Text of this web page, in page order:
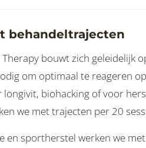
behandeltrajecten
bouwt zich geleidelijk
om optimaal te reageren op
biohacking of voor
we met trajecten per 20
en sportherstel werken we